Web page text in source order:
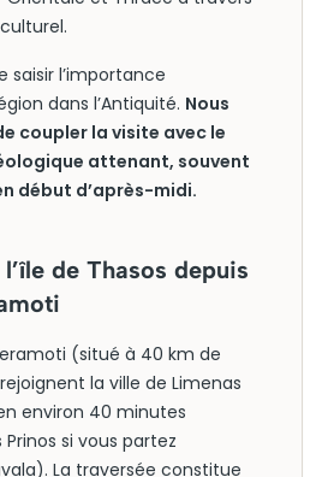
saisir l’importance
dans l’Antiquité. Nous
coupler la visite avec le
attenant, souvent
début d’après-midi.
de Thasos depuis
(situé à 40 km de
la ville de Limenas
environ 40 minutes
si vous partez
La traversée constitue